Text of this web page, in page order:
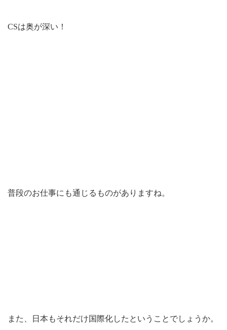
CSは奥が深い！
普段のお仕事にも通じるものがありますね。
また、日本もそれだけ国際化したということでしょうか。